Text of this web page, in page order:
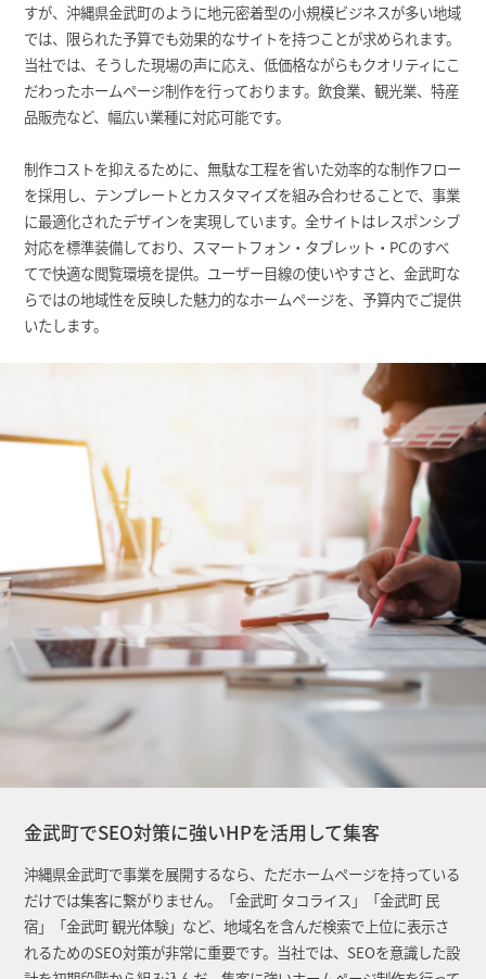
すが、沖縄県金武町のように地元密着型の小規模ビジネスが多い地域
では、限られた予算でも効果的なサイトを持つことが求められます。
当社では、そうした現場の声に応え、低価格ながらもクオリティにこ
だわったホームページ制作を行っております。飲食業、観光業、特産
品販売など、幅広い業種に対応可能です。
制作コストを抑えるために、無駄な工程を省いた効率的な制作フロー
を採用し、テンプレートとカスタマイズを組み合わせることで、事業
に最適化されたデザインを実現しています。全サイトはレスポンシブ
対応を標準装備しており、スマートフォン・タブレット・PCのすべ
てで快適な閲覧環境を提供。ユーザー目線の使いやすさと、金武町な
らではの地域性を反映した魅力的なホームページを、予算内でご提供
いたします。
金武町でSEO対策に強いHPを活用して集客
沖縄県金武町で事業を展開するなら、ただホームページを持っている
だけでは集客に繋がりません。「金武町 タコライス」「金武町 民
宿」「金武町 観光体験」など、地域名を含んだ検索で上位に表示さ
れるためのSEO対策が非常に重要です。当社では、SEOを意識した設